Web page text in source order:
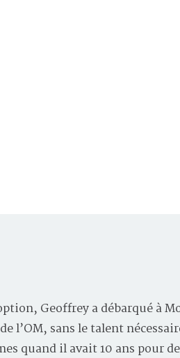
Geoffrey a débarqué à
l’OM, sans le talent
quand il avait 10 ans pour